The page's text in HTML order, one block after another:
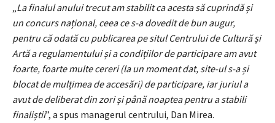
La finalul anului trecut am stabilit ca acesta să cuprindă și
un concurs național, ceea ce s-a dovedit de bun augur,
pentru că odată cu publicarea pe situl Centrului de Cultură și
Artă a regulamentului și a condițiilor de participare am avut
foarte, foarte multe cereri (la un moment dat, site-ul s-a și
blocat de mulțimea de accesări) de participare, iar juriul a
avut de deliberat din zori și până noaptea pentru a stabili
finaliștii”, a spus managerul centrului, Dan Mirea.